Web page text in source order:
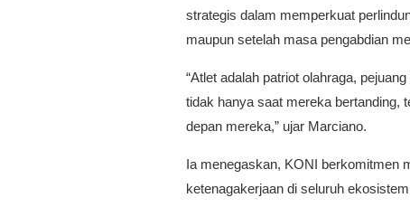
strategis dalam memperkuat
maupun setelah masa pengabdian
“Atlet adalah patriot olahraga,
tidak hanya saat mereka bertanding,
depan mereka,” ujar Marciano.
Ia menegaskan, KONI berkomitmen
ketenagakerjaan di seluruh